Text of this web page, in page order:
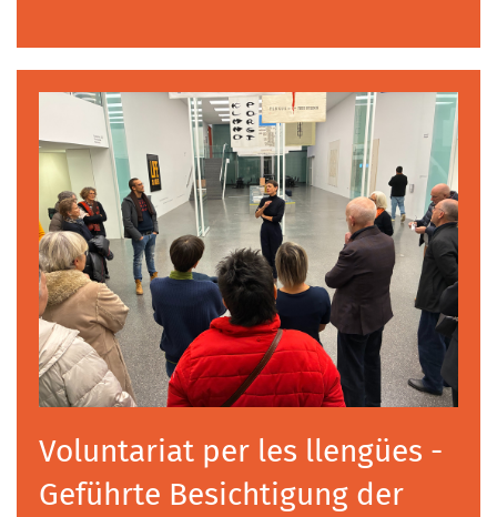
Voluntariat per les llengües -
Geführte Besichtigung der